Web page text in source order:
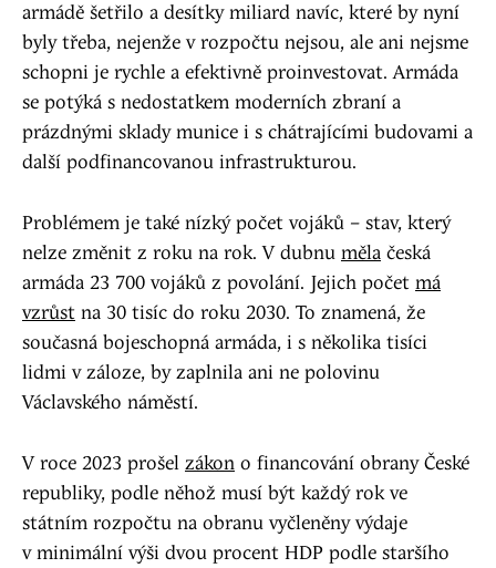
armádě šetřilo a desítky miliard navíc, které by nyní
byly třeba, nejenže v rozpočtu nejsou, ale ani nejsme
schopni je rychle a efektivně proinvestovat. Armáda
se potýká s nedostatkem moderních zbraní a
prázdnými sklady munice i s chátrajícími budovami a
další podfinancovanou infrastrukturou.
Problémem je také nízký počet vojáků – stav, který
nelze změnit z roku na rok. V dubnu měla česká
armáda 23 700 vojáků z povolání. Jejich počet má
vzrůst na 30 tisíc do roku 2030. To znamená, že
současná bojeschopná armáda, i s několika tisíci
lidmi v záloze, by zaplnila ani ne polovinu
Václavského náměstí.
V roce 2023 prošel zákon o financování obrany České
republiky, podle něhož musí být každý rok ve
státním rozpočtu na obranu vyčleněny výdaje
v minimální výši dvou procent HDP podle staršího